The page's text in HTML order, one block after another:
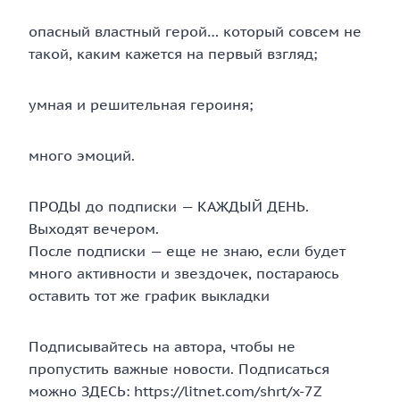
опасный властный герой… который совсем не
такой, каким кажется на первый взгляд;
умная и решительная героиня;
много эмоций.
ПРОДЫ до подписки — КАЖДЫЙ ДЕНЬ.
Выходят вечером.
После подписки — еще не знаю, если будет
много активности и звездочек, постараюсь
оставить тот же график выкладки
Подписывайтесь на автора, чтобы не
пропустить важные новости. Подписаться
можно ЗДЕСЬ: https://litnet.com/shrt/x-7Z